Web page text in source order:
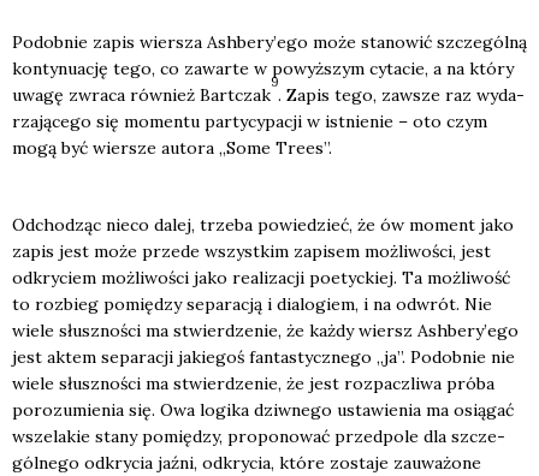
Podob­nie zapis wier­sza Ashbery’ego może sta­no­wić szcze­gól­ną
kon­ty­nu­ację tego, co zawar­te w powyż­szym cyta­cie, a na któ­ry
uwa­gę zwra­ca rów­nież Bart­czak
9
. Zapis tego, zawsze raz wyda­
rza­ją­ce­go się momen­tu par­ty­cy­pa­cji w ist­nie­nie – oto czym
mogą być wier­sze auto­ra „Some Tre­es”.
Odcho­dząc nie­co dalej, trze­ba powie­dzieć, że ów moment jako
zapis jest może przede wszyst­kim zapi­sem moż­li­wo­ści, jest
odkry­ciem moż­li­wo­ści jako reali­za­cji poetyc­kiej. Ta moż­li­wość
to roz­bieg pomię­dzy sepa­ra­cją i dia­lo­giem, i na odwrót. Nie
wie­le słusz­no­ści ma stwier­dze­nie, że każ­dy wiersz Ashbery’ego
jest aktem sepa­ra­cji jakie­goś fan­ta­stycz­ne­go „ja”. Podob­nie nie
wie­le słusz­no­ści ma stwier­dze­nie, że jest roz­pacz­li­wa pró­ba
poro­zu­mie­nia się. Owa logi­ka dziw­ne­go usta­wie­nia ma osią­gać
wsze­la­kie sta­ny pomię­dzy, pro­po­no­wać przed­po­le dla szcze­
gól­ne­go odkry­cia jaź­ni, odkry­cia, któ­re zosta­je zauwa­żo­ne